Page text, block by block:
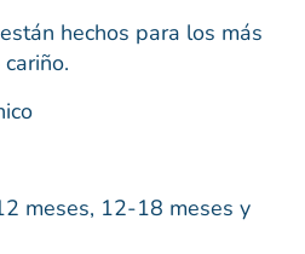
hechos para los más
meses, 12-18 meses y